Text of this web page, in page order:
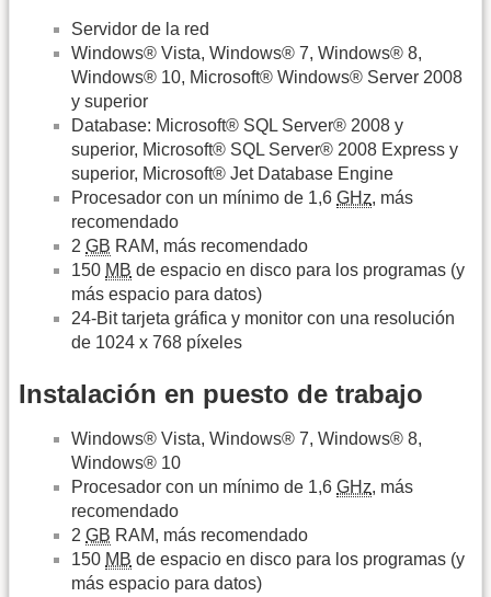
Servidor de la red
Windows® Vista, Windows® 7, Windows® 8,
Windows® 10, Microsoft® Windows® Server 2008
y superior
Database: Microsoft® SQL Server® 2008 y
superior, Microsoft® SQL Server® 2008 Express y
superior, Microsoft® Jet Database Engine
Procesador con un mínimo de 1,6 GHz, más
recomendado
2 GB RAM, más recomendado
150 MB de espacio en disco para los programas (y
más espacio para datos)
24-Bit tarjeta gráfica y monitor con una resolución
de 1024 x 768 píxeles
Instalación en puesto de trabajo
Windows® Vista, Windows® 7, Windows® 8,
Windows® 10
Procesador con un mínimo de 1,6 GHz, más
recomendado
2 GB RAM, más recomendado
150 MB de espacio en disco para los programas (y
más espacio para datos)